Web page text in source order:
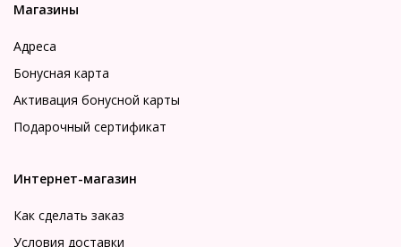
Магазины
Адреса
Бонусная карта
Активация бонусной карты
Подарочный сертификат
Интернет-магазин
Как сделать заказ
Условия доставки